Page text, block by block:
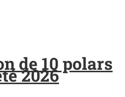
de 10 polars
2026